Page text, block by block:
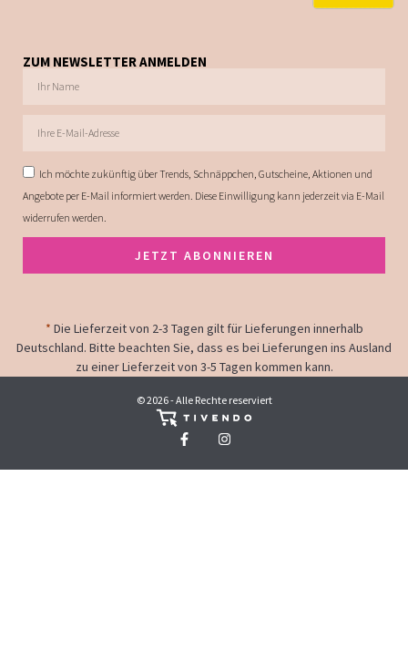
ZUM NEWSLETTER ANMELDEN
Ich möchte zukünftig über Trends, Schnäppchen, Gutscheine, Aktionen und
Angebote per E-Mail informiert werden. Diese Einwilligung kann jederzeit via E-Mail
widerrufen werden.
JETZT ABONNIEREN
* Die Lieferzeit von 2-3 Tagen gilt für Lieferungen innerhalb
Deutschland. Bitte beachten Sie, dass es bei Lieferungen ins Ausland
zu einer Lieferzeit von 3-5 Tagen kommen kann.
© 2026 - Alle Rechte reserviert